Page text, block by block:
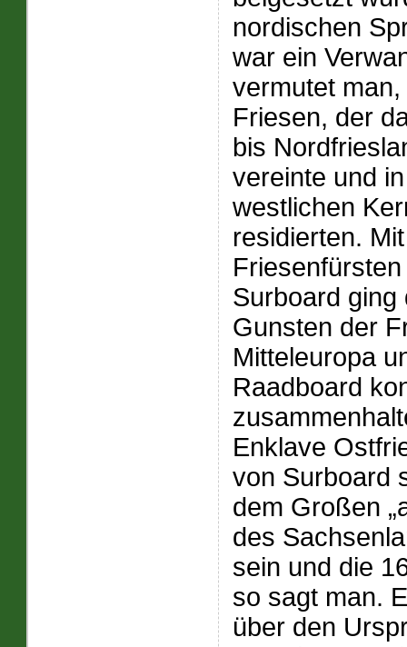
nordischen
war ein
vermutet
Friesen, der
bis
vereinte und
westlichen
residierten.
Surboard
Gunsten der
Mitteleuropa
Raadboard
Enklave
von Surboard
dem Großen
des
sein und die
so sagt man.
über den